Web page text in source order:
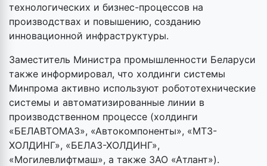
технологических и бизнес-процессов на
производствах и повышению, созданию
инновационной инфраструктуры.
Заместитель Министра промышленности Беларуси
также информировал, что холдинги системы
Минпрома активно используют робототехнические
системы и автоматизированные линии в
производственном процессе (холдинги
«БЕЛАВТОМАЗ», «Автокомпоненты», «МТЗ-
ХОЛДИНГ», «БЕЛАЗ-ХОЛДИНГ»,
«Могилевлифтмаш», а также ЗАО «Атлант»).